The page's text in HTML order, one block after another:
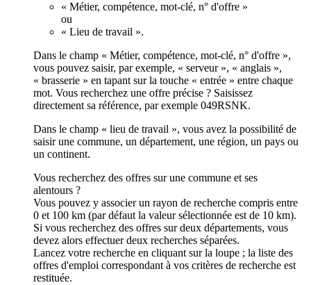
« Métier, compétence, mot-clé, n° d'offre »
ou
« Lieu de travail ».
Dans le champ « Métier, compétence, mot-clé, n° d'offre »,
vous pouvez saisir, par exemple, « serveur », « anglais »,
« brasserie » en tapant sur la touche « entrée » entre chaque
mot. Vous recherchez une offre précise ? Saisissez
directement sa référence, par exemple 049RSNK.
Dans le champ « lieu de travail », vous avez la possibilité de
saisir une commune, un département, une région, un pays ou
un continent.
Vous recherchez des offres sur une commune et ses
alentours ?
Vous pouvez y associer un rayon de recherche compris entre
0 et 100 km (par défaut la valeur sélectionnée est de 10 km).
Si vous recherchez des offres sur deux départements, vous
devez alors effectuer deux recherches séparées.
Lancez votre recherche en cliquant sur la loupe ; la liste des
offres d'emploi correspondant à vos critères de recherche est
restituée.